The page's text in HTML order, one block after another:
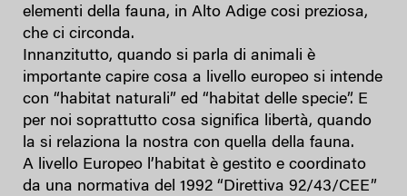
elementi della fauna, in Alto Adige cosi preziosa,
che ci circonda.
Innanzitutto, quando si parla di animali è
importante capire cosa a livello europeo si intende
con “habitat naturali” ed “habitat delle specie”. E
per noi soprattutto cosa significa libertà, quando
la si relaziona la nostra con quella della fauna.
A livello Europeo l’habitat è gestito e coordinato
da una normativa del 1992 “Direttiva 92/43/CEE”